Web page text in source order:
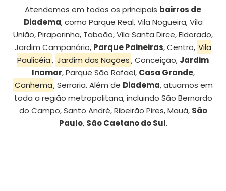
Atendemos em todos os principais bairros de
Diadema, como Parque Real, Vila Nogueira, Vila
União, Piraporinha, Taboão, Vila Santa Dirce, Eldorado,
Jardim Campanário, Parque Paineiras, Centro, Vila
Paulicéia, Jardim das Nações, Conceição, Jardim
Inamar, Parque São Rafael, Casa Grande,
Canhema, Serraria. Além de Diadema, atuamos em
toda a região metropolitana, incluindo São Bernardo
do Campo, Santo André, Ribeirão Pires, Mauá, São
Paulo, São Caetano do Sul.